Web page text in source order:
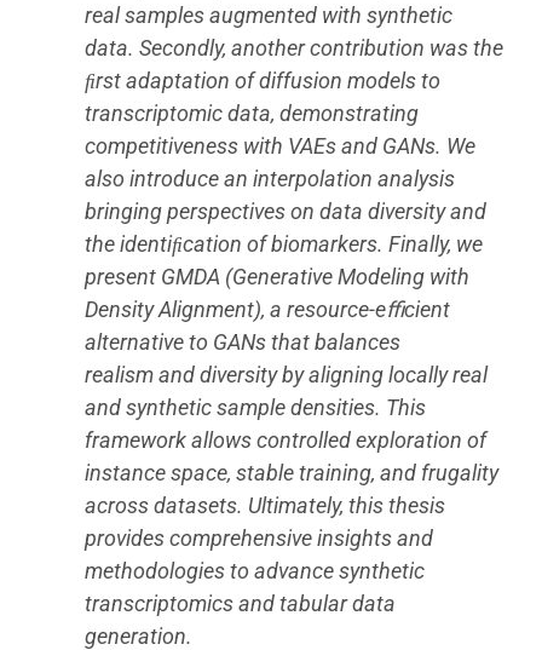
real samples augmented with synthetic
data. Secondly, another contribution was the
ﬁrst adaptation of diffusion models to
transcriptomic data, demonstrating
competitiveness with VAEs and GANs. We
also introduce an interpolation analysis
bringing perspectives on data diversity and
the identiﬁcation of biomarkers. Finally, we
present GMDA (Generative Modeling with
Density Alignment), a resource-eﬃcient
alternative to GANs that balances
realism and diversity by aligning locally real
and synthetic sample densities. This
framework allows controlled exploration of
instance space, stable training, and frugality
across datasets. Ultimately, this thesis
provides comprehensive insights and
methodologies to advance synthetic
transcriptomics and tabular data
generation.